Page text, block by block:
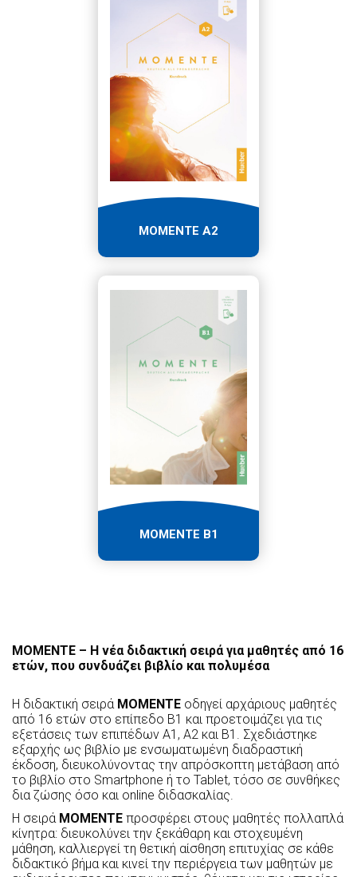
MOMENTE A2
MOMENTE B1
MOMENTE – Η νέα διδακτική σειρά για μαθητές από 16
ετών, που συνδυάζει βιβλίο και πολυμέσα
Η διδακτική σειρά MOMENTE οδηγεί αρχάριους μαθητές
από 16 ετών στο επίπεδο Β1 και προετοιμάζει για τις
εξετάσεις των επιπέδων Α1, Α2 και B1. Σχεδιάστηκε
εξαρχής ως βιβλίο με ενσωματωμένη διαδραστική
έκδοση, διευκολύνοντας την απρόσκοπτη μετάβαση από
το βιβλίο στο Smartphone ή το Tablet, τόσο σε συνθήκες
δια ζώσης όσο και online διδασκαλίας.
Η σειρά MOMENTE προσφέρει στους μαθητές πολλαπλά
κίνητρα: διευκολύνει την ξεκάθαρη και στοχευμένη
μάθηση, καλλιεργεί τη θετική αίσθηση επιτυχίας σε κάθε
διδακτικό βήμα και κινεί την περιέργεια των μαθητών με